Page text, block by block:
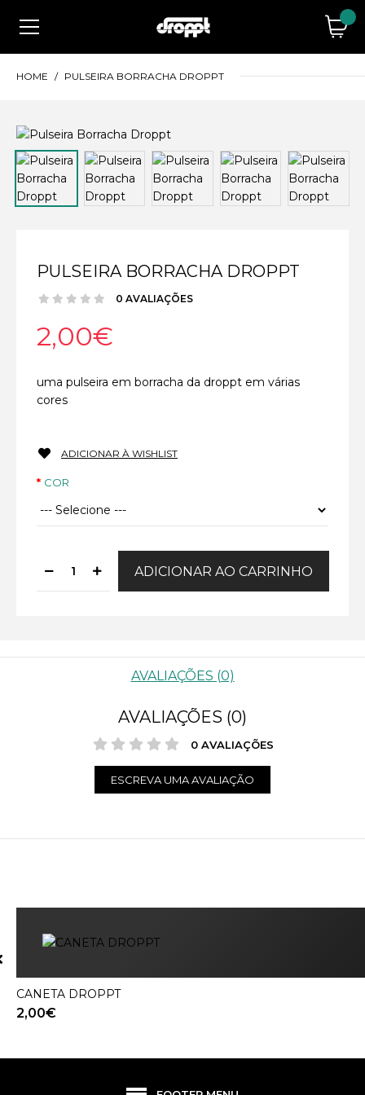
HOME PULSEIRA BORRACHA DROPPT
PULSEIRA BORRACHA DROPPT
0 AVALIAÇÕES
2,00€
uma pulseira em borracha da droppt em várias
cores
ADICIONAR À WISHLIST
COR
AVALIAÇÕES (0)
AVALIAÇÕES (0)
0 AVALIAÇÕES
ESCREVA UMA AVALIAÇÃO
CANETA DROPPT
2,00€